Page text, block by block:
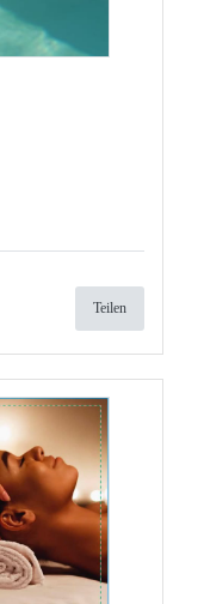
Teilen